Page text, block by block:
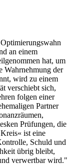
an einem
hat, um
Wahrnehmung der
wird zu einem
verschiebt sich,
folgen einer
Partner
Prüfungen, die
ist eine
Schuld und
übrig bleibt,
verwertbar wird."